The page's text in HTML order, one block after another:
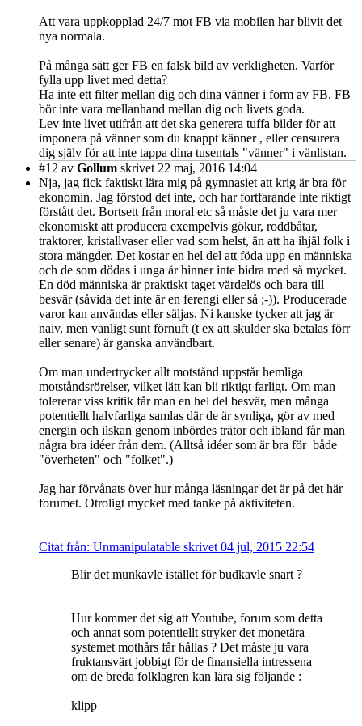
Att vara uppkopplad 24/7 mot FB via mobilen har blivit det
nya normala.
På många sätt ger FB en falsk bild av verkligheten. Varför
fylla upp livet med detta?
Ha inte ett filter mellan dig och dina vänner i form av FB. FB
bör inte vara mellanhand mellan dig och livets goda.
Lev inte livet utifrån att det ska generera tuffa bilder för att
imponera på vänner som du knappt känner , eller censurera
dig själv för att inte tappa dina tusentals "vänner" i vänlistan.
#12 av Gollum skrivet 22 maj, 2016 14:04
Nja, jag fick faktiskt lära mig på gymnasiet att krig är bra för
ekonomin. Jag förstod det inte, och har fortfarande inte riktigt
förstått det. Bortsett från moral etc så måste det ju vara mer
ekonomiskt att producera exempelvis gökur, roddbåtar,
traktorer, kristallvaser eller vad som helst, än att ha ihjäl folk i
stora mängder. Det kostar en hel del att föda upp en människa
och de som dödas i unga år hinner inte bidra med så mycket.
En död människa är praktiskt taget värdelös och bara till
besvär (såvida det inte är en ferengi eller så ;-)). Producerade
varor kan användas eller säljas. Ni kanske tycker att jag är
naiv, men vanligt sunt förnuft (t ex att skulder ska betalas förr
eller senare) är ganska användbart.
Om man undertrycker allt motstånd uppstår hemliga
motståndsrörelser, vilket lätt kan bli riktigt farligt. Om man
tolererar viss kritik får man en hel del besvär, men många
potentiellt halvfarliga samlas där de är synliga, gör av med
energin och ilskan genom inbördes trätor och ibland får man
några bra idéer från dem. (Alltså idéer som är bra för både
"överheten" och "folket".)
Jag har förvånats över hur många läsningar det är på det här
forumet. Otroligt mycket med tanke på aktiviteten.
Citat från: Unmanipulatable skrivet 04 jul, 2015 22:54
Blir det munkavle istället för budkavle snart ?
Hur kommer det sig att Youtube, forum som detta
och annat som potentiellt stryker det monetära
systemet mothårs får hållas ? Det måste ju vara
fruktansvärt jobbigt för de finansiella intressena
om de breda folklagren kan lära sig följande :
klipp